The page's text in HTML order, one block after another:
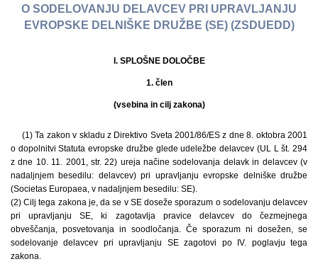
O SODELOVANJU DELAVCEV PRI UPRAVLJANJU
EVROPSKE DELNIŠKE DRUŽBE (SE) (ZSDUEDD)
I. SPLOŠNE DOLOČBE
1. člen
(vsebina in cilj zakona)
(1) Ta zakon v skladu z Direktivo Sveta 2001/86/ES z dne 8. oktobra 2001
o dopolnitvi Statuta evropske družbe glede udeležbe delavcev (UL L št. 294
z dne 10. 11. 2001, str. 22) ureja načine sodelovanja delavk in delavcev (v
nadaljnjem besedilu: delavcev) pri upravljanju evropske delniške družbe
(Societas Europaea, v nadaljnjem besedilu: SE).
(2) Cilj tega zakona je, da se v SE doseže sporazum o sodelovanju delavcev
pri upravljanju SE, ki zagotavlja pravice delavcev do čezmejnega
obveščanja, posvetovanja in soodločanja. Če sporazum ni dosežen, se
sodelovanje delavcev pri upravljanju SE zagotovi po IV. poglavju tega
zakona.